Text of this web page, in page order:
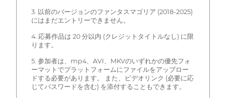
3. 以前のバージョンのファンタスマゴリア (2018-2025)
にはまだエントリーできません。
4. 応募作品は 20 分以内 (クレジットタイトルなし) に限
ります。
5. 参加者は、mp4、AVI、MKVのいずれかの優先フォ
ーマットでプラットフォームにファイルをアップロー
ドする必要があります。 また、ビデオリンク (必要に応
じてパスワードを含む) を添付することもできます。